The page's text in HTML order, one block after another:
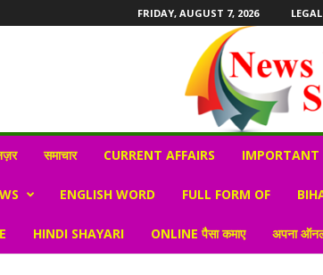
FRIDAY, AUGUST 7, 2026
समाचार CURRENT AFFAIRS IMPORTANT
ENGLISH WORD FULL FORM OF
HINDI SHAYARI ONLINE पैसा कमाए अपना